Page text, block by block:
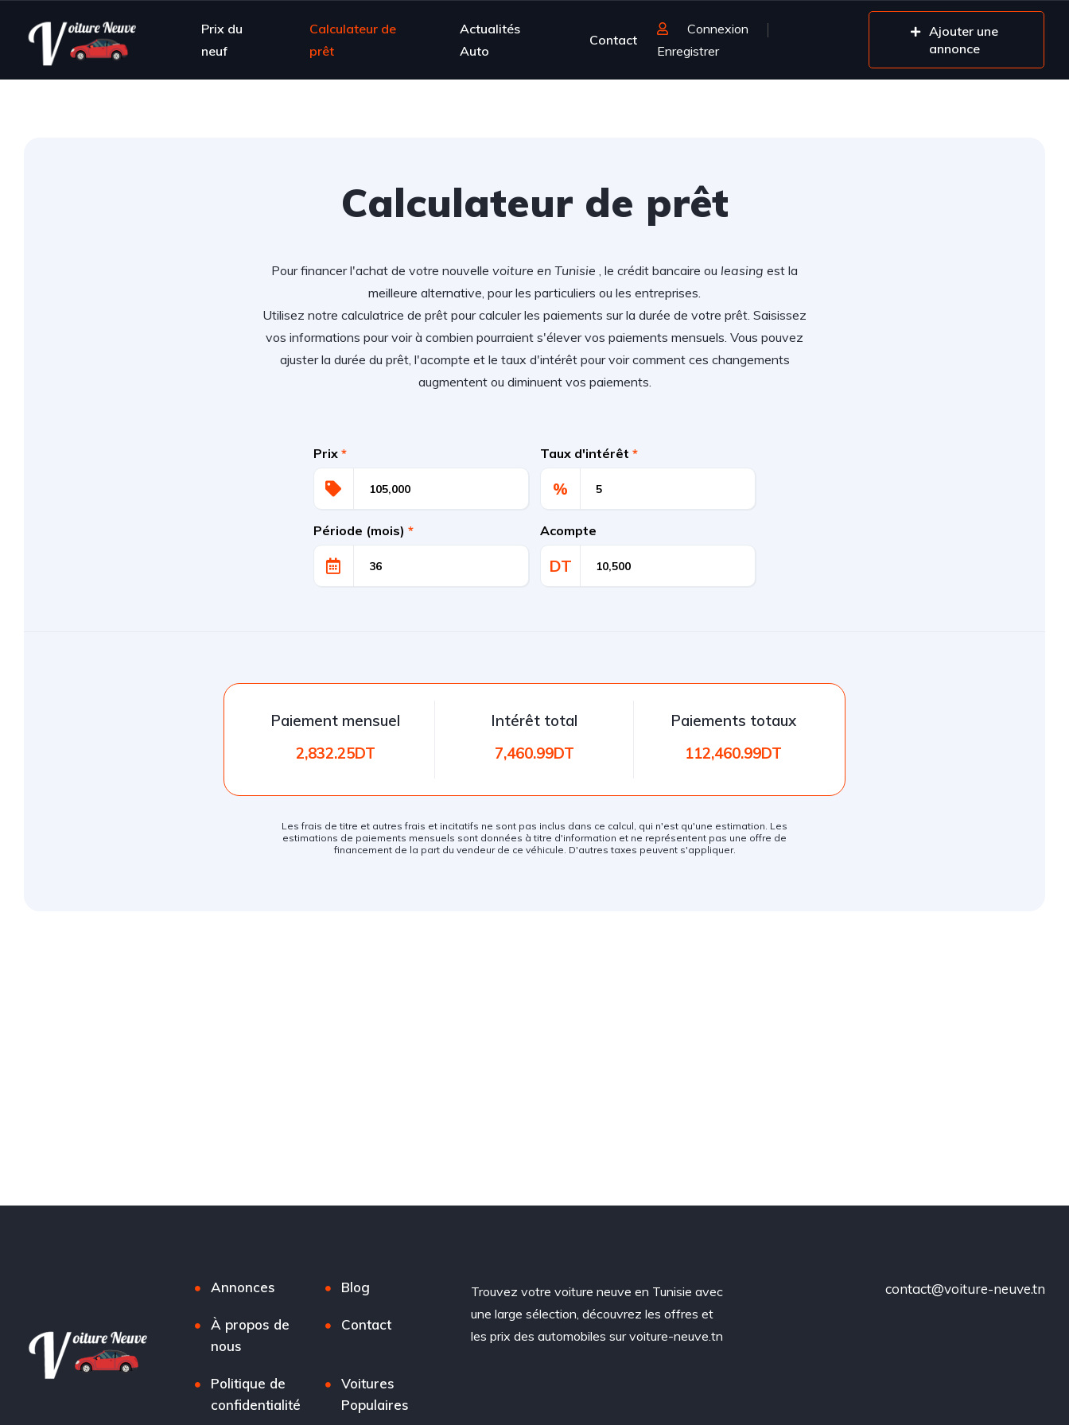
Prix du
neuf
Calculateur de
prêt
Actualités
Auto
Contact
Connexion
Enregistrer
Ajouter une
annonce
Calculateur de prêt
Pour financer l'achat de votre nouvelle voiture en Tunisie , le crédit bancaire ou leasing est la
meilleure alternative, pour les particuliers ou les entreprises.
Utilisez notre calculatrice de prêt pour calculer les paiements sur la durée de votre prêt. Saisissez
vos informations pour voir à combien pourraient s'élever vos paiements mensuels. Vous pouvez
ajuster la durée du prêt, l'acompte et le taux d'intérêt pour voir comment ces changements
augmentent ou diminuent vos paiements.
Prix * Taux d'intérêt *
%
Période (mois) * Acompte
DT
Paiement mensuel
2,832.25DT
Intérêt total
7,460.99DT
Paiements totaux
112,460.99DT
Les frais de titre et autres frais et incitatifs ne sont pas inclus dans ce calcul, qui n'est qu'une estimation. Les
estimations de paiements mensuels sont données à titre d'information et ne représentent pas une offre de
financement de la part du vendeur de ce véhicule. D'autres taxes peuvent s'appliquer.
Annonces Blog
À propos de
nous
Contact
Politique de
confidentialité
Voitures
Populaires
Trouvez votre voiture neuve en Tunisie avec
une large sélection, découvrez les offres et
les prix des automobiles sur voiture-neuve.tn
contact@voiture-neuve.tn